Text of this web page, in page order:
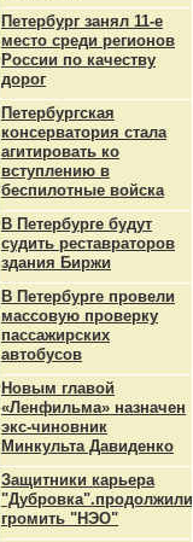
Петербург занял 11-е
место среди регионов
России по качеству
дорог
Петербургская
консерватория стала
агитировать ко
вступлению в
беспилотные войска
В Петербурге будут
судить реставраторов
здания Биржи
В Петербурге провели
массовую проверку
пассажирских
автобусов
Новым главой
«Ленфильма» назначен
экс-чиновник
Минкульта Давиденко
Защитники карьера
"Дубровка".продолжили
громить "НЭО"